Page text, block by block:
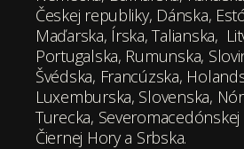
Českej republiky, Dánska,
Maďarska, Írska, Talianska,
Portugalska, Rumunska,
Švédska, Francúzska,
Luxemburska, Slovenska,
Turecka,
Čiernej Hory a Srbska.